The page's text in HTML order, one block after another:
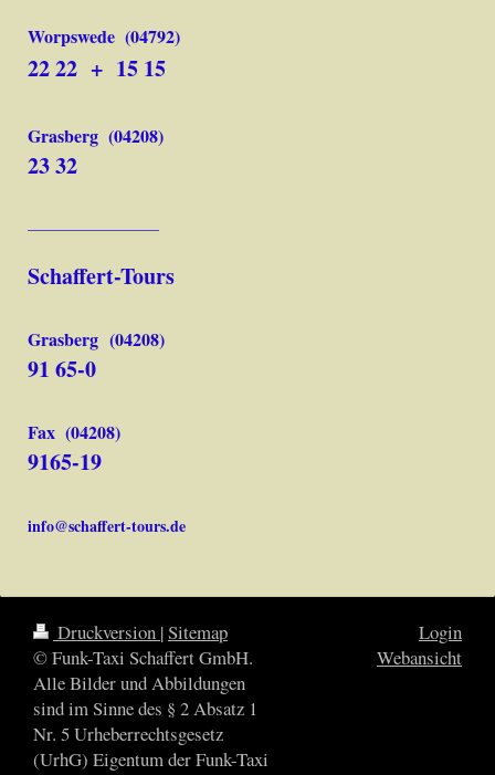
Worpswede (04792)
22 22 + 15 15
Grasberg (04208)
23 32
Schaffert-Tours
Grasberg (04208)
91 65-0
Fax (04208)
9165-19
info@schaffert-tours.de
Druckversion |Sitemap
© Funk-Taxi Schaffert GmbH.
Alle Bilder und Abbildungen
sind im Sinne des § 2 Absatz 1
Nr. 5 Urheberrechtsgesetz
(UrhG) Eigentum der Funk-Taxi
Login
Webansicht